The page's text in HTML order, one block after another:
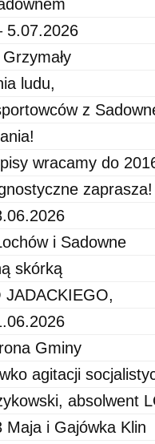
5.07.2026
ludu,
z
wracamy do
zaprasza!
i Sadowne
skórką
JADACKIEGO,
Gminy
agitacji
absolwent
Maja i Gajówka Klin